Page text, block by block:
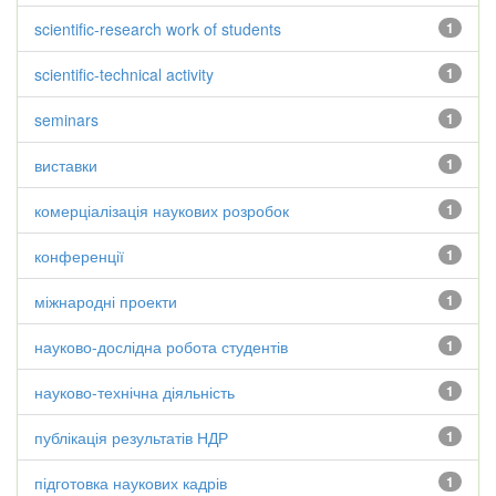
1
scientific-research work of students
1
scientific-technical activity
1
seminars
1
виставки
1
комерціалізація наукових розробок
1
конференції
1
міжнародні проекти
1
науково-дослідна робота студентів
1
науково-технічна діяльність
1
публікація результатів НДР
1
підготовка наукових кадрів